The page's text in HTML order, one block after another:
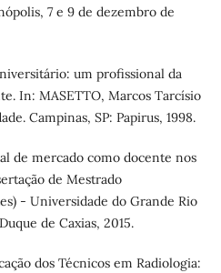
7 e 9 de dezembro de
um profissional da
In: MASETTO, Marcos Tarcísio
Campinas, SP: Papirus, 1998.
de mercado como docente nos
de Mestrado
- Universidade do Grande Rio
de Caxias, 2015.
dos Técnicos em Radiologia: